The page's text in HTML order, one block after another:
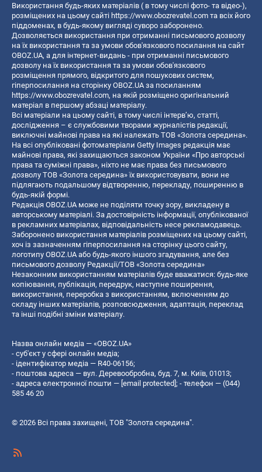
Використання будь-яких матеріалів ( в тому числі фото- та відео-),
розміщених на цьому сайті https://www.obozrevatel.com та всіх його
піддоменах, в будь-якому вигляді суворо заборонено.
Дозволяється використання при отриманні письмового дозволу
на їх використання та за умови обов'язкового посилання на сайт
OBOZ.UA, а для інтернет-видань - при отриманні письмового
дозволу на їх використання та за умови обов'язкового
розміщення прямого, відкритого для пошукових систем,
гіперпосилання на сторінку OBOZ.UA за посиланням
https://www.obozrevatel.com, на якій розміщено оригінальний
матеріал в першому абзаці матеріалу.
Всі матеріали на цьому сайті, в тому числі інтерв’ю, статті,
дослідження – є службовими творами журналістів редакції,
виключні майнові права на які належать ТОВ «Золота середина».
На всі опубліковані фотоматеріали Getty Images редакція має
майнові права, які захищаються законом України «Про авторські
права та суміжні права», ніхто не має права без письмового
дозволу ТОВ «Золота середина» їх використовувати, вони не
підлягають подальшому відтворенню, перекладу, поширенню в
будь-якій формі.
Редакція OBOZ.UA може не поділяти точку зору, викладену в
авторському матеріалі. За достовірність інформації, опублікованої
в рекламних матеріалах, відповідальність несе рекламодавець.
Заборонено використання матеріалів розміщених на цьому сайті,
хоч із зазначенням гіперпосилання на сторінку цього сайту,
логотипу OBOZ.UA або будь-якого іншого згадування, але без
письмового дозволу Редакції/ТОВ «Золота середина»
Незаконним використанням матеріалів буде вважатися: будь-яке
копiювання, публiкацiя, передрук, наступне поширення,
використання, переробка з використанням, включенням до
складу інших матеріалів, розповсюдження, адаптація, переклад
та інші подібні зміни матеріалу.
Назва онлайн медіа — «OBOZ.UA»
- суб'єкт у сфері онлайн медіа;
- ідентифікатор медіа — R40-06156;
- поштова адреса — вул. Деревообробна, буд. 7, м. Київ, 01013;
- адреса електронної пошти — [email protected]; - телефон — (044)
585 46 20
© 2026 Всі права захищені, ТОВ "Золота середина".